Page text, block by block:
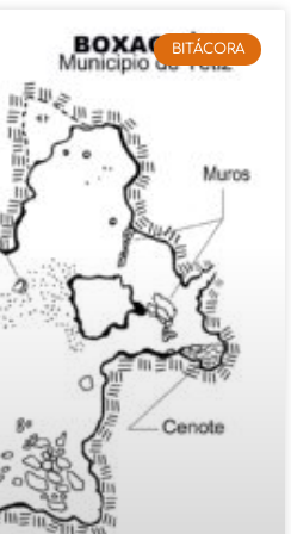
BITÁCORA